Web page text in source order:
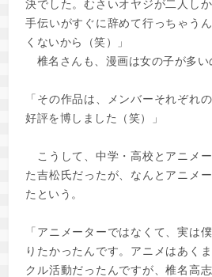
決でした。むさいオヤジが二人し
手伝いがすぐに辞めて行っちゃう
くないから（笑）」
椎名さんも、漫画は女の子が多い
「その作品は、メンバーそれぞれ
好評を博しました（笑）」
こうして、中学・高校とアニメ
た吉松氏だったが、なんとアニメ
たという。
「アニメーターではなくて、実は
りたかったんです。アニメはあく
クル活動だったんですが、椎名高